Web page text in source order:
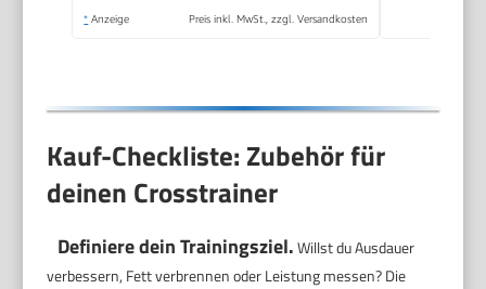
* Anzeige Preis inkl. MwSt., zzgl. Versandkosten
Kauf-Checkliste: Zubehör für
deinen Crosstrainer
Definiere dein Trainingsziel.Willst du Ausdauer
verbessern, Fett verbrennen oder Leistung messen? Die